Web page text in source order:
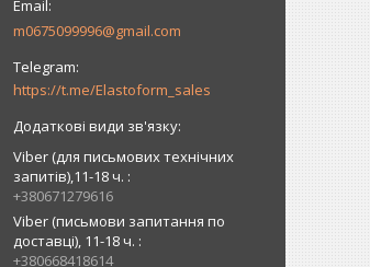
m0675099996@gmail.com
https://t.me/Elastoform_sales
Viber (для письмових технічних
запитів),11-18 ч.
+380671279616
Viber (письмови запитання по
доставці), 11-18 ч.
+380668418614